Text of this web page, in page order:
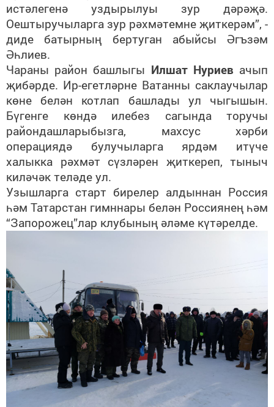
истәлегенә уздырылуы зур дәрәҗә.
Оештыручыларга зур рәхмәтемне җиткерәм”, -
диде батырның бертуган абыйсы Әгъзәм
Әһлиев.­
Чараны район башлыгы Илшат Нуриев ачып
җибәрде. Ир-егетләрне Ватанны саклаучылар
көне белән котлап башлады ул чыгышын.
Бүгенге көндә илебез сагында торучы
райондашларыбызга, махсус хәрби
операциядә булучыларга ярдәм итүче
халыкка рәхмәт сүзләрен җиткереп, тыныч
киләчәк теләде ул.
Узышларга старт бирелер алдыннан Россия
һәм Татарстан гимннары белән Россиянең һәм
“Запорожец”лар клубының әләме күтәрелде.